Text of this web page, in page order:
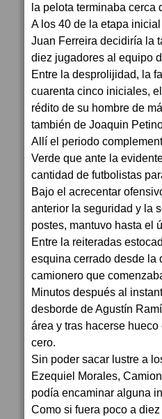
la pelota terminaba cerca
A los 40 de la etapa
Juan Ferreira decidiría la
diez jugadores al equipo
Entre la desprolijidad, la
cuarenta cinco iniciales,
rédito de su hombre de
también de Joaquin
Allí el periodo
Verde que ante la
cantidad de futbolistas
Bajo el acrecentar
anterior la seguridad y la
postes, mantuvo hasta el
Entre la reiteradas
esquina cerrado desde la
camionero que
Minutos después al
desborde de Agustín
área y tras hacerse
cero.
Sin poder sacar lustre a
Ezequiel Morales,
podía encaminar alguna
Como si fuera poco a